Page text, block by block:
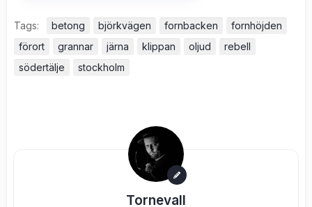
Tags: betong björkvägen fornbacken
fornhöjden
förort
grannar järna klippan oljud
rebell
södertälje
stockholm
Tornevall